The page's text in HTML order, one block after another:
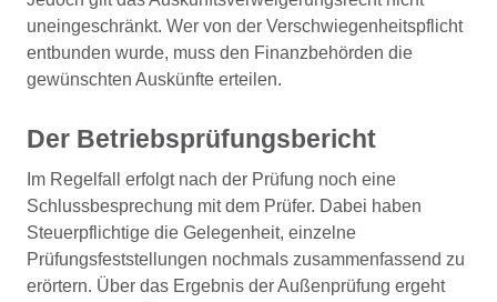
uneingeschränkt. Wer von der Verschwiegenheitspflicht
entbunden wurde, muss den Finanzbehörden die
gewünschten Auskünfte erteilen.
Der Betriebsprüfungsbericht
Im Regelfall erfolgt nach der Prüfung noch eine
Schlussbesprechung mit dem Prüfer. Dabei haben
Steuerpflichtige die Gelegenheit, einzelne
Prüfungsfeststellungen nochmals zusammenfassend zu
erörtern. Über das Ergebnis der Außenprüfung ergeht